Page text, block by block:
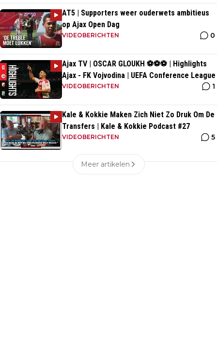
AT5 | Supporters weer ouderwets ambitieus
op Ajax Open Dag
VIDEOBERICHTEN 0
Ajax TV | OSCAR GLOUKH ⚽️⚽️⚽️ | Highlights
Ajax - FK Vojvodina | UEFA Conference League
VIDEOBERICHTEN 1
Kale & Kokkie Maken Zich Niet Zo Druk Om De
Transfers | Kale & Kokkie Podcast #27
VIDEOBERICHTEN 5
Meer artikelen